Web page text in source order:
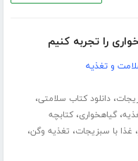
و تغذیه
،دانلود کتاب سلامتی،
،گیاهخواری،کتابچه
، غذا با سبزیجات، تغذیه وگن،